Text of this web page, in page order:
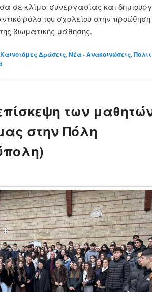
σε κλίμα συνεργασίας και
ρόλο του σχολείου στην προώθηση
βιωματικής μάθησης.
Καινοτόμες Δράσεις, Νέα - Ανακοινώσεις,
των
στην Πόλη